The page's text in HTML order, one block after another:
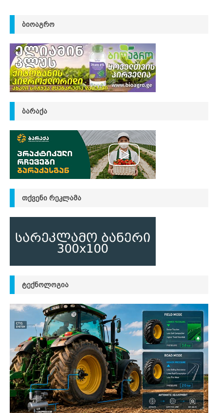
ᲑᲘᲝᲐᲒᲠᲝ
ᲑᲐᲠᲐᲥᲐ
ᲗᲥᲕᲔᲜᲘ ᲠᲔᲙᲚᲐᲛᲐ
ᲢᲔᲥᲜᲝᲚᲝᲒᲘᲐ